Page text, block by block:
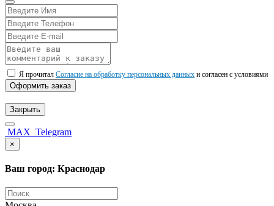
Я прочитал Согласие на обработку персональных данных и согласен с условиями
Оформить заказ
Закрыть
MAX Telegram
×
Ваш город: Краснодар